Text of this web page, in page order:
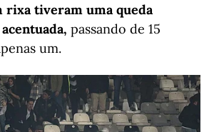
rixa tiveram uma queda
passando de 15
um.